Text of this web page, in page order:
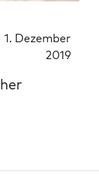
1. Dezember
2019